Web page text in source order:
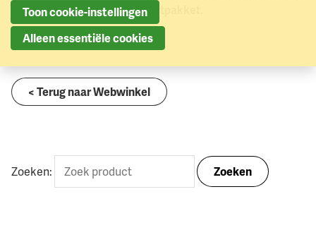
een poster en het spreekbeurtpakket.
< Terug naar Webwinkel
Zoeken: Zoeken
Toon cookie-instellingen
Alleen essentiële cookies